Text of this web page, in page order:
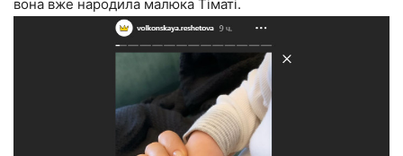
вона вже народила малюка Тіматі.